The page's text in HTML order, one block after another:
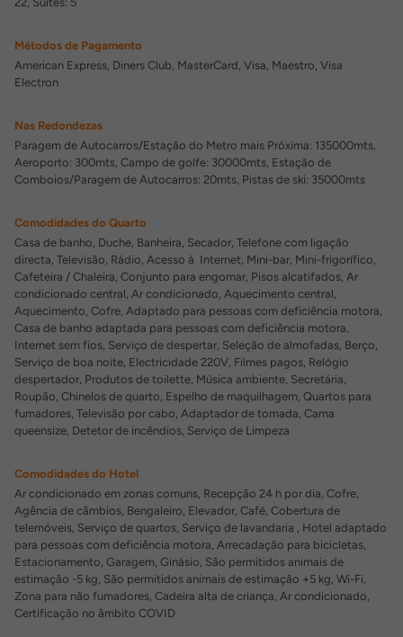
Métodos de Pagamento
American Express, Diners Club, MasterCard, Visa, Maestro, Visa
Electron
Nas Redondezas
Paragem de Autocarros/Estação do Metro mais Próxima: 135000mts,
Aeroporto: 300mts, Campo de golfe: 30000mts, Estação de
Comboios/Paragem de Autocarros: 20mts, Pistas de ski: 35000mts
Comodidades do Quarto
Casa de banho, Duche, Banheira, Secador, Telefone com ligação
directa, Televisão, Rádio, Acesso à Internet, Mini-bar, Mini-frigorífico,
Cafeteira / Chaleira, Conjunto para engomar, Pisos alcatifados, Ar
condicionado central, Ar condicionado, Aquecimento central,
Aquecimento, Cofre, Adaptado para pessoas com deficiência motora,
Casa de banho adaptada para pessoas com deficiência motora,
Internet sem fios, Serviço de despertar, Seleção de almofadas, Berço,
Serviço de boa noite, Electricidade 220V, Filmes pagos, Relógio
despertador, Produtos de toilette, Música ambiente, Secretária,
Roupão, Chinelos de quarto, Espelho de maquilhagem, Quartos para
fumadores, Televisão por cabo, Adaptador de tomada, Cama
queensize, Detetor de incêndios, Serviço de Limpeza
Comodidades do Hotel
Ar condicionado em zonas comuns, Recepção 24 h por dia, Cofre,
Agência de câmbios, Bengaleiro, Elevador, Café, Cobertura de
telemóveis, Serviço de quartos, Serviço de lavandaria , Hotel adaptado
para pessoas com deficiência motora, Arrecadação para bicicletas,
Estacionamento, Garagem, Ginásio, São permitidos animais de
estimação -5 kg, São permitidos animais de estimação +5 kg, Wi-Fi,
Zona para não fumadores, Cadeira alta de criança, Ar condicionado,
Certificação no âmbito COVID